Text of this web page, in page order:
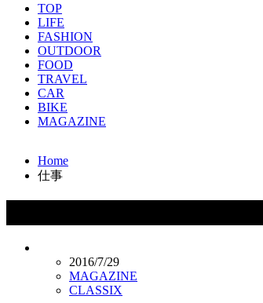
TOP
LIFE
FASHION
OUTDOOR
FOOD
TRAVEL
CAR
BIKE
MAGAZINE
Home
仕事
2016/7/29
MAGAZINE
CLASSIX